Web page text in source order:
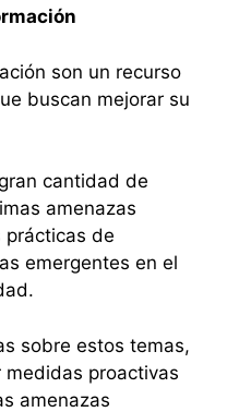
son un recurso
buscan mejorar su
cantidad de
amenazas
prácticas de
emergentes en el
sobre estos temas,
medidas proactivas
amenazas